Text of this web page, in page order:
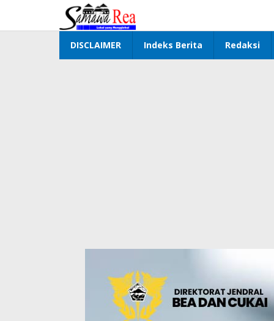
konten
DISCLAIMER Indeks Berita Redaksi